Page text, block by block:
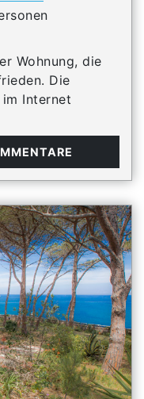
Wohnung, die
Die
Internet